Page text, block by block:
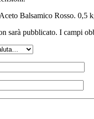
Balsamico Rosso. 0,5
sarà pubblicato. I campi